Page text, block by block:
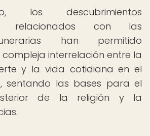
los descubrimientos
relacionados con las
han permitido
interrelación entre la
y la vida cotidiana en el
sentando las bases para el
de la religión y la